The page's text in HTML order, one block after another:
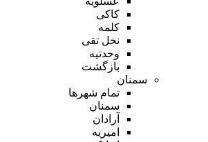
کاکی
کلمه
نخل تقی
وحدتیه
بازگشت
سمنان
تمام شهر‌ها
سمنان
آرادان
امیریه